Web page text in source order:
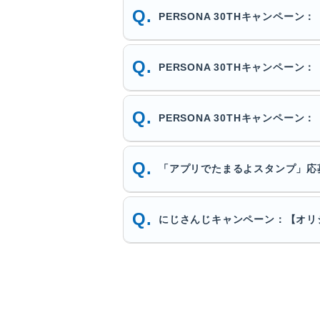
PERSONA 30THキャンペーン：
PERSONA 30THキャンペーン：
PERSONA 30THキャンペーン：
「アプリでたまるよスタンプ」
にじさんじキャンペーン：【オ